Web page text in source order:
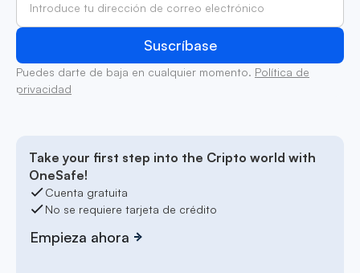
Puedes darte de baja en cualquier momento. Política de
privacidad
Take your first step into the Cripto world with
OneSafe!
Cuenta gratuita
No se requiere tarjeta de crédito
Empieza ahora